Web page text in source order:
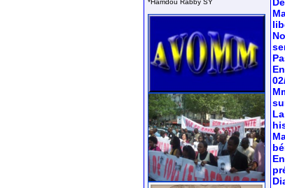
*Hamdou Rabby SY